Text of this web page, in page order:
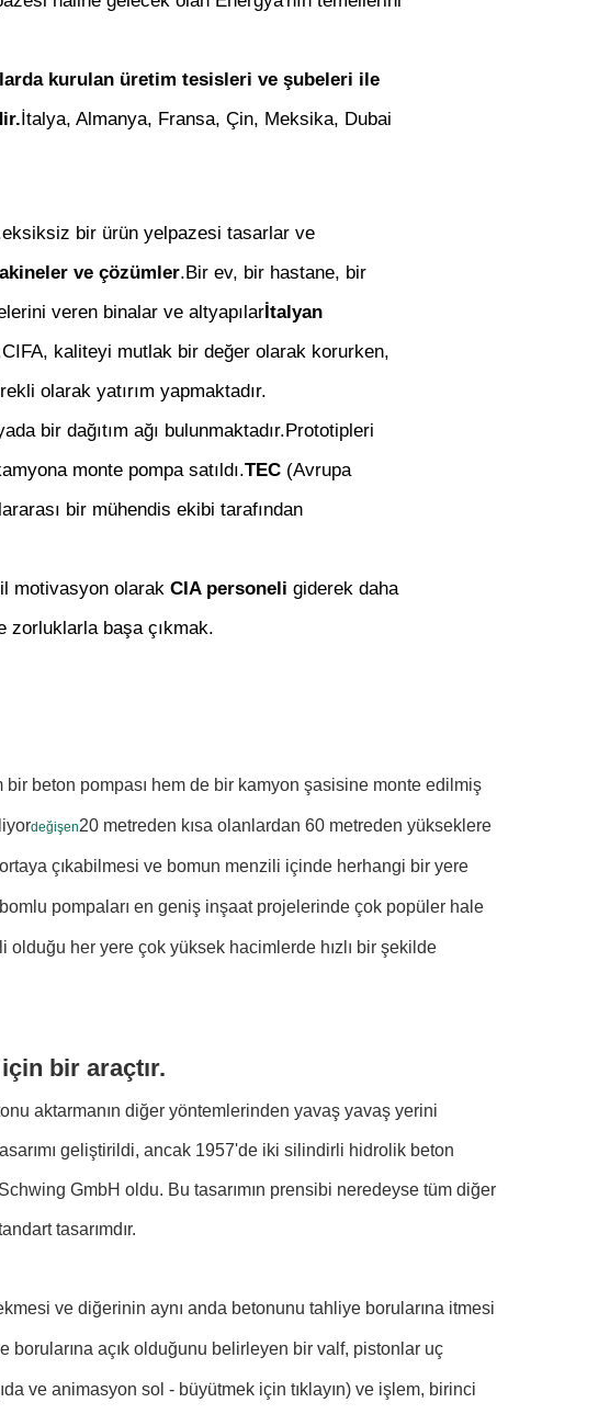
kurulan üretim tesisleri ve şubeleri ile
İtalya, Almanya, Fransa, Çin, Meksika, Dubai
bir ürün yelpazesi tasarlar ve
ve çözümler.Bir ev, bir hastane, bir
veren binalar ve altyapılarİtalyan
kaliteyi mutlak bir değer olarak korurken,
olarak yatırım yapmaktadır.
bir dağıtım ağı bulunmaktadır.Prototipleri
monte pompa satıldı.TEC (Avrupa
bir mühendis ekibi tarafından
motivasyon olarak CIA personeli giderek daha
zorluklarla başa çıkmak.
bir beton pompası hem de bir kamyon şasisine monte edilmiş
değişen20 metreden kısa olanlardan 60 metreden yükseklere
çıkabilmesi ve bomun menzili içinde herhangi bir yere
pompaları en geniş inşaat projelerinde çok popüler hale
her yere çok yüksek hacimlerde hızlı bir şekilde
bir araçtır.
aktarmanın diğer yöntemlerinden yavaş yavaş yerini
geliştirildi, ancak 1957'de iki silindirli hidrolik beton
GmbH oldu. Bu tasarımın prensibi neredeyse tüm diğer
tasarımdır.
ve diğerinin aynı anda betonunu tahliye borularına itmesi
açık olduğunu belirleyen bir valf, pistonlar uç
ve animasyon sol - büyütmek için tıklayın) ve işlem, birinci